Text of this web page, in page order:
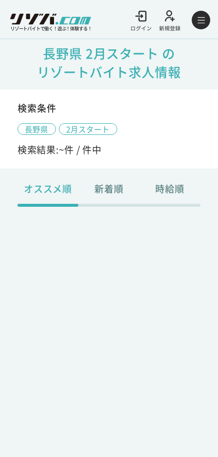
リゾートバイトで働く！遊ぶ！体験する！ ログイン 新規登録
長野県 2月スタート の
リゾートバイト求人情報
検索条件
長野県 2月スタート
検索結果:~件 /件中
オススメ順 新着順 時給順